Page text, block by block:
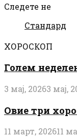
Следете не
Стандард
ХОРОСКОП
Голем
3 мај, 20263 мај,
Овие три
11 март, 202611